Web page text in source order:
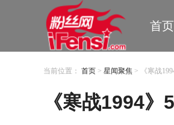
首页
当前位置： 首页 > 星闻聚焦 > 《寒战
《寒战1994